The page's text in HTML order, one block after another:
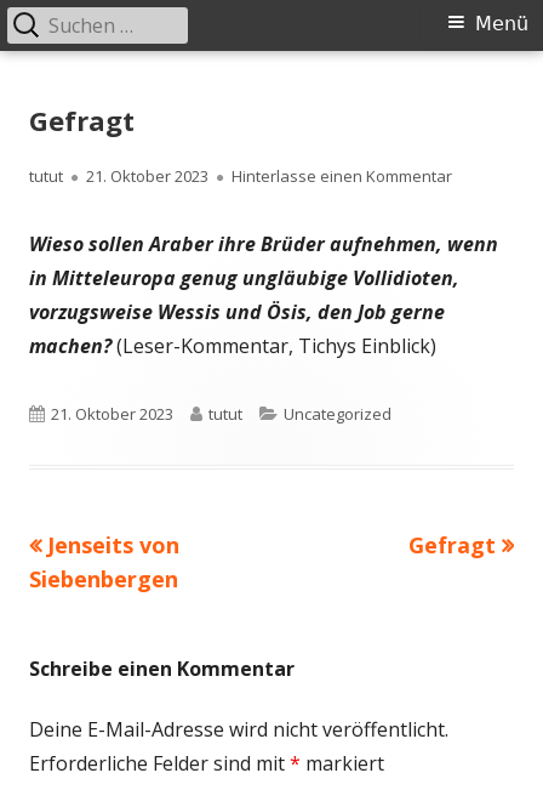
zum
Primäres
Menü
Suchen
nach:
Gefragt
Autor
tutut
Veröffentlicht
21. Oktober 2023 Hinterlasse einen Kommentarzu Gefragt
Wieso sollen Araber ihre Brüder aufnehmen, wenn
in Mitteleuropa genug ungläubige Vollidioten,
vorzugsweise Wessis und Ösis, den Job gerne
machen?(Leser-Kommentar, Tichys Einblick)
Veröffentlicht
21. Oktober 2023 Autor
tutut Kategorien
Uncategorized
Beitragsnavigation
Vorheriger
Beitrag:
Jenseits von
Siebenbergen
Nächster
Gefragt
Schreibe einen Kommentar
Deine E-Mail-Adresse wird nicht veröffentlicht.
Erforderliche Felder sind mit* markiert